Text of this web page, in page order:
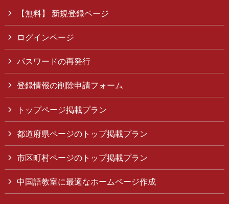
【無料】 新規登録ページ
ログインページ
パスワードの再発行
登録情報の削除申請フォーム
トップページ掲載プラン
都道府県ページのトップ掲載プラン
市区町村ページのトップ掲載プラン
中国語教室に最適なホームページ作成